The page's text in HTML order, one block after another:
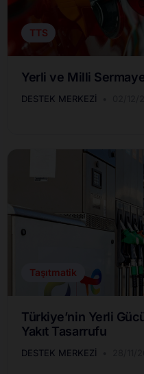
TTS
Yerli ve Milli
DESTEK MERKEZI
Taşıtmatik
Türkiye’nin Yerli
Yakıt Tasarrufu
DESTEK MERKEZI